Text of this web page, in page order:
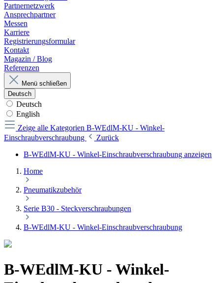
Partnernetzwerk
Ansprechpartner
Messen
Karriere
Registrierungsformular
Kontakt
Magazin / Blog
Referenzen
Menü schließen
Deutsch
Deutsch
English
Zeige alle Kategorien B-WEdlM-KU - Winkel-
Einschraubverschraubung
Zurück
B-WEdlM-KU - Winkel-Einschraubverschraubung anzeigen
Home
Pneumatikzubehör
Serie B30 - Steckverschraubungen
B-WEdlM-KU - Winkel-Einschraubverschraubung
B-WEdlM-KU - Winkel-